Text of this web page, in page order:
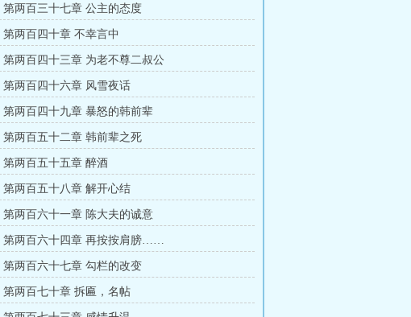
第两百三十七章 公主的态度
第两百四十章 不幸言中
第两百四十三章 为老不尊二叔公
第两百四十六章 风雪夜话
第两百四十九章 暴怒的韩前辈
第两百五十二章 韩前辈之死
第两百五十五章 醉酒
第两百五十八章 解开心结
第两百六十一章 陈大夫的诚意
第两百六十四章 再按按肩膀……
第两百六十七章 勾栏的改变
第两百七十章 拆匾，名帖